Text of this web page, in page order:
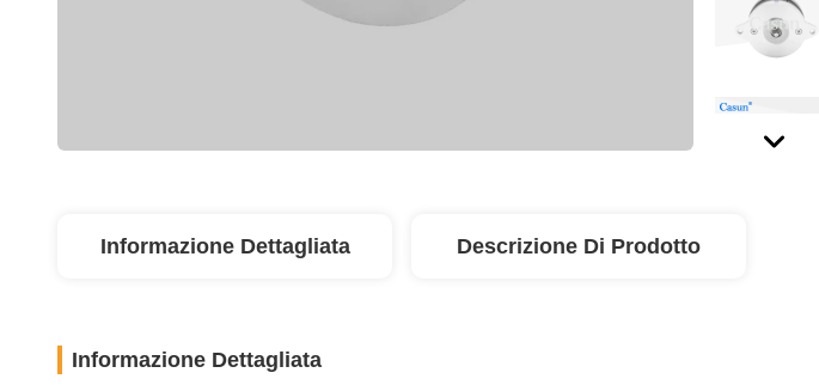
Informazione Dettagliata Descrizione Di Prodotto
Informazione Dettagliata